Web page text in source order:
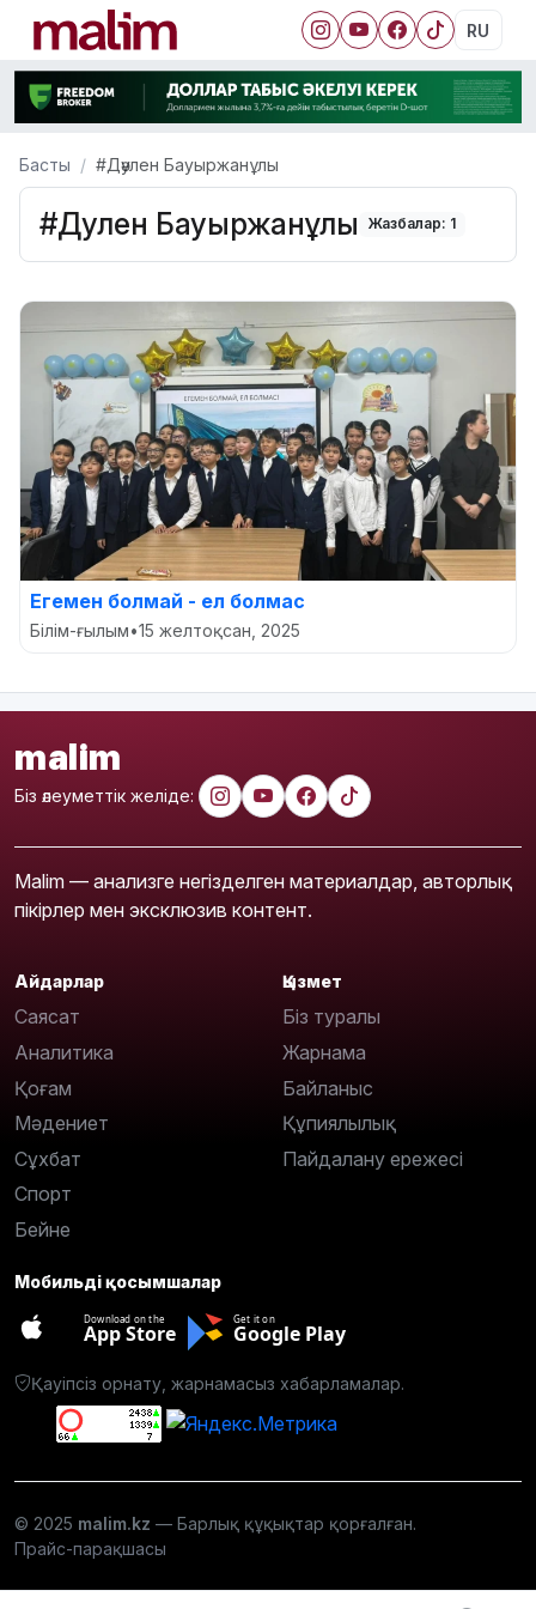
RU
Басты #Дәулен Бауыржанұлы
#Дәулен Бауыржанұлы Жазбалар: 1
Егемен болмай - ел болмас
Білім-ғылым•15 желтоқсан, 2025
malim
Біз әлеуметтік желіде:
Malim — анализге негізделген материалдар, авторлық
пікірлер мен эксклюзив контент.
Айдарлар
Саясат
Аналитика
Қоғам
Мәдениет
Сұхбат
Спорт
Бейне
Қызмет
Біз туралы
Жарнама
Байланыс
Құпиялылық
Пайдалану ережесі
Мобильді қосымшалар
Download on the
App Store
Get it on
Google Play
Қауіпсіз орнату, жарнамасыз хабарламалар.
© 2025 malim.kz — Барлық құқықтар қорғалған.
Прайс-парақшасы